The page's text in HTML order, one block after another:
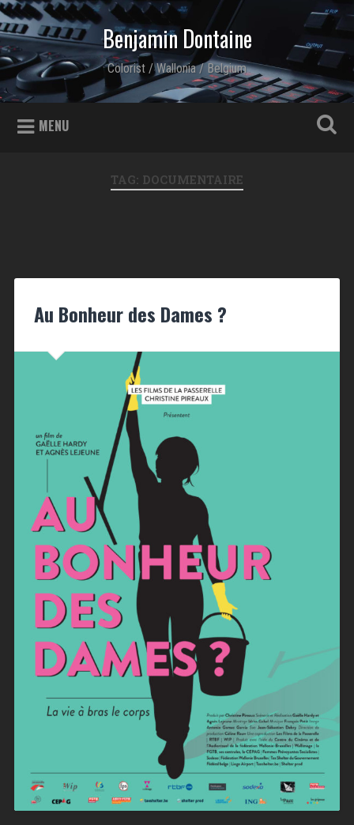
Skip to content
Search
Benjamin Dontaine
Colorist / Wallonia / Belgium
MENU
TAG: DOCUMENTAIRE
Au Bonheur des Dames ?